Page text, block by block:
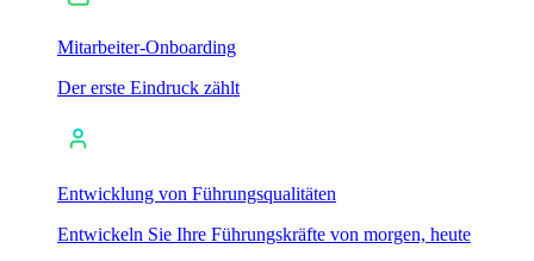
Mitarbeiter-Onboarding
Der erste Eindruck zählt
Entwicklung von Führungsqualitäten
Entwickeln Sie Ihre Führungskräfte von morgen, heute